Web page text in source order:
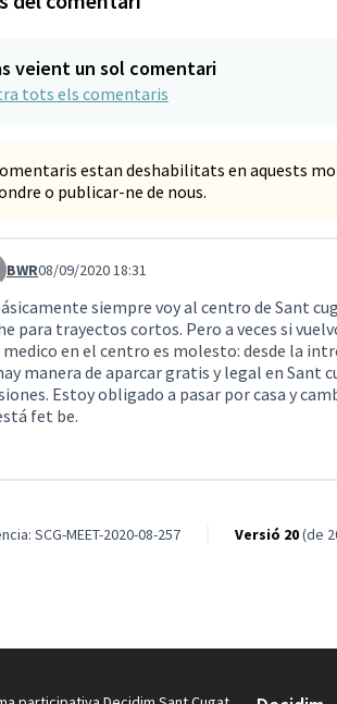
veient un sol comentari
tots els comentaris
estan deshabilitats en aquests
o publicar-ne de nous.
826
BWR08/09/2020 18:31
siempre voy al centro de Sant
para trayectos cortos. Pero a veces si
en el centro es molesto: desde la
manera de aparcar gratis y legal en Sant
Estoy obligado a pasar por casa y
fet be.
SCG-MEET-2020-08-257 Versió 20(de